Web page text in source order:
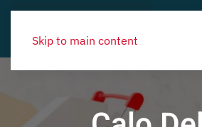
Skip to main content